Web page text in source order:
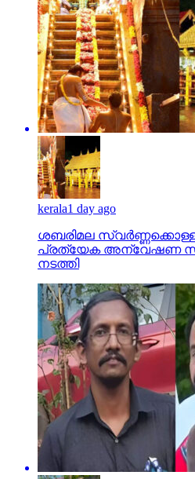
kerala1 day ago
ശബരിമല
പ്രത്യേക അന്വേഷണ
നടത്തി